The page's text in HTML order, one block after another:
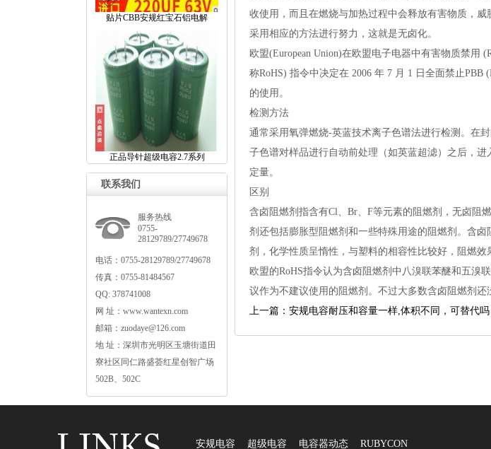
贴片CBB安规红宝石铝电解
正品导针超级电容2.7系列
联系我们
服务热线
0755-
28129789/27749678
电话：0755-28129789/27749678
传真：0755-81484567
QQ:378741008
网址：www.wantexn.com
邮箱：zuodaye@126.com
地址：深圳市光明区玉塘街道田
寮社区同仁路盛荟红星创智广场
502B、502C
收使用，而且在燃烧与加热过程中会释放有害物质，
采用相应的方法进行努力，这就是无卤化。
欧盟(EuropeanUnion)在欧盟电子电器中有害物质禁用
称RoHS)指令中决定在2006年7月1日全面禁止
的使用。
检测方法
通常采用氧弹燃烧-英蓝技术离子色谱法进行检测。在
子色谱对样品进行自动前处理（如英蓝超滤）之后，
定量。
区别
含卤阻燃剂指含有Cl、Br、F等元素的阻燃剂，无卤阻
剂还包括膨胀型阻燃剂和一些特殊用途的阻燃剂。含
剂，化学性质呈惰性，与塑料的相容性比较好，阻燃
欧盟的RoHS指令认为含卤阻燃剂中八溴联苯醚和五溴
议作为不建议使用的阻燃剂。不过大多数含卤阻燃剂
上一篇：安规电容耐压和容量一样,体积不同，可替代吗
安规电容 超级电容 电容器动态 RUBYCON